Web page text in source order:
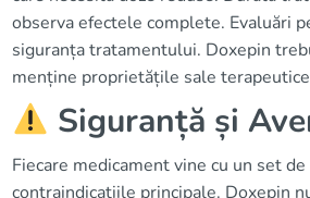
observa efectele complete. Evaluări
siguranța tratamentului. Doxepin
menține proprietățile sale
Siguranță și
Fiecare medicament vine cu un set
contraindicațiile principale. Doxepin